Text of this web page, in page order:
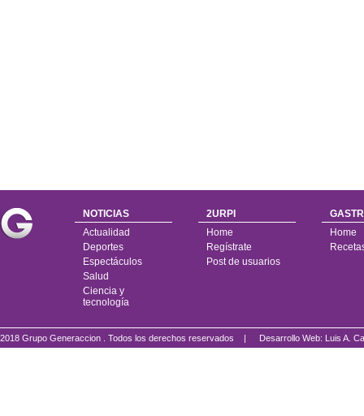
NOTICIAS
Actualidad
Deportes
Espectáculos
Salud
Ciencia y
tecnología
2URPI
Home
Regístrate
Post de usuarios
Home
2018 Grupo Generaccion . Todos los derechos reservados | Desarrollo Web: Luis